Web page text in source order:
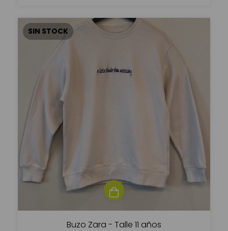
SIN STOCK
Buzo Zara - Talle 11 años